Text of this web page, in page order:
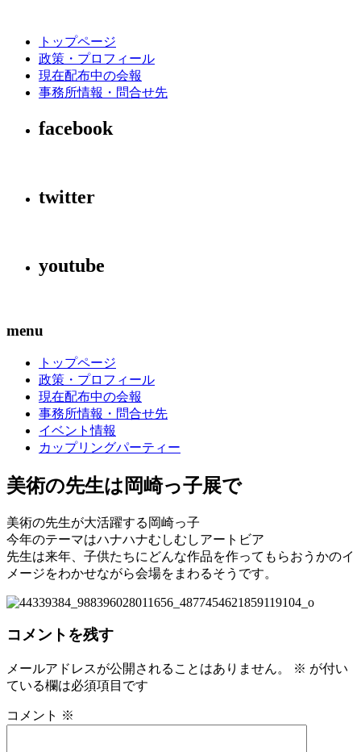
トップページ
政策・プロフィール
現在配布中の会報
事務所情報・問合せ先
facebook
twitter
youtube
menu
トップページ
政策・プロフィール
現在配布中の会報
事務所情報・問合せ先
イベント情報
カップリングパーティー
美術の先生は岡崎っ子展で
美術の先生が大活躍する岡崎っ子
今年のテーマはハナハナむしむしアートビア
先生は来年、子供たちにどんな作品を作ってもらおうかのイ
メージをわかせながら会場をまわるそうです。
コメントを残す
メールアドレスが公開されることはありません。 ※ が付い
ている欄は必須項目です
コメント ※